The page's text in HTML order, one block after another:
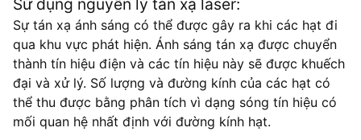
Sử dụng nguyên lý tán xạ laser:
Sự tán xạ ánh sáng có thể được gây ra khi các hạt đi
qua khu vực phát hiện. Ánh sáng tán xạ được chuyển
thành tín hiệu điện và các tín hiệu này sẽ được khuếch
đại và xử lý. Số lượng và đường kính của các hạt có
thể thu được bằng phân tích vì dạng sóng tín hiệu có
mối quan hệ nhất định với đường kính hạt.